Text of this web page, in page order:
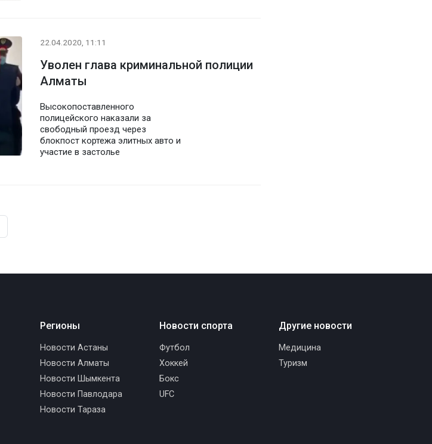
22.04.2020, 11:11
Уволен глава криминальной полиции
Алматы
Высокопоставленного
полицейского наказали за
свободный проезд через
блокпост кортежа элитных авто и
участие в застолье
Регионы
Новости Астаны
Новости Алматы
Новости Шымкента
Новости Павлодара
Новости Тараза
Новости спорта
Футбол
Хоккей
Бокс
UFC
Другие новости
Медицина
Туризм